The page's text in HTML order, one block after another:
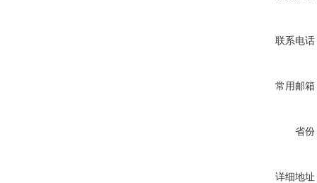
联系电话
常用邮箱
省份
详细地址